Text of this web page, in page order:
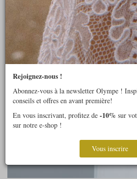
Rejoignez-nous !
Abonnez-vous à la newsletter Olympe !
conseils et offres en avant première!
En vous inscrivant, profitez de -10% sur
sur notre e-shop !
Vous inscrire